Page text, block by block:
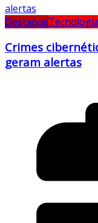
DestaqueTecnologia
Crimes
geram alertas